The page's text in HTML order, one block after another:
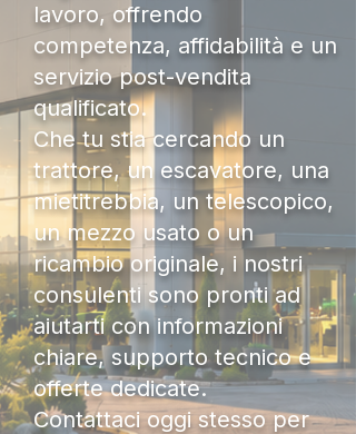
lavoro, offrendo
competenza, affidabilità e un
servizio post-vendita
qualificato.
Che tu stia cercando un
trattore, un escavatore, una
mietitrebbia, un telescopico,
un mezzo usato o un
ricambio originale, i nostri
consulenti sono pronti ad
aiutarti con informazioni
chiare, supporto tecnico e
offerte dedicate.
Contattaci oggi stesso per